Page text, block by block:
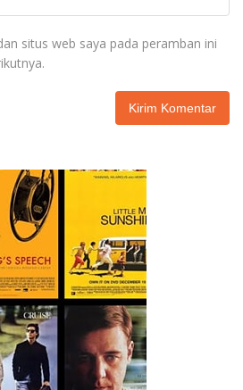
situs web saya pada peramban ini